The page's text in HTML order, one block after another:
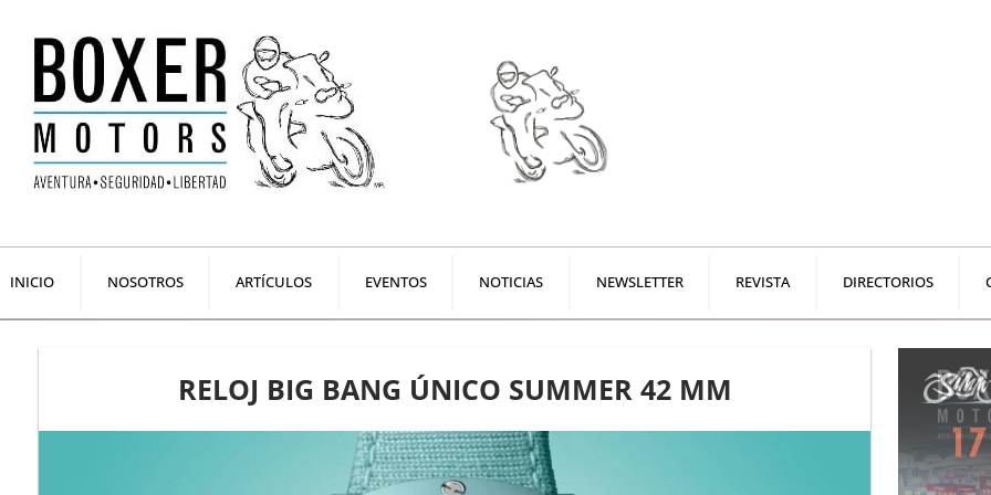
contenido
INICIO NOSOTROS ARTÍCULOS EVENTOS NOTICIAS NEWSLETTER REVISTA DIRECTORIOS
RELOJ BIG BANG ÚNICO SUMMER 42 MM